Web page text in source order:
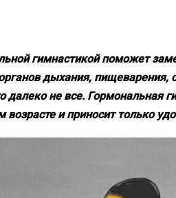
гимнастикой поможет
дыхания, пищеварения,
далеко не все. Гормональная
и приносит только